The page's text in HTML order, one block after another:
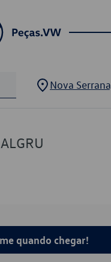
Nova Serrana
quando chegar!